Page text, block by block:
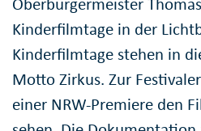
Kinderfilmtage in der
Kinderfilmtage stehen in
Motto Zirkus. Zur
einer NRW-Premiere den